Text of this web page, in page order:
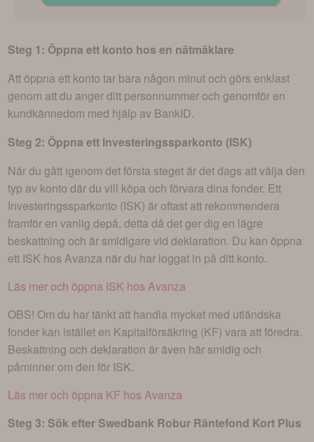
Steg 1: Öppna ett konto hos en nätmäklare
Att öppna ett konto tar bara någon minut och görs enklast
genom att du anger ditt personnummer och genomför en
kundkännedom med hjälp av BankID.
Steg 2: Öppna ett Investeringssparkonto (ISK)
När du gått igenom det första steget är det dags att välja den
typ av konto där du vill köpa och förvara dina fonder. Ett
Investeringssparkonto (ISK) är oftast att rekommendera
framför en vanlig depå, detta då det ger dig en lägre
beskattning och är smidigare vid deklaration. Du kan öppna
ett ISK hos Avanza när du har loggat in på ditt konto.
Läs mer och öppna ISK hos Avanza
OBS! Om du har tänkt att handla mycket med utländska
fonder kan istället en Kapitalförsäkring (KF) vara att föredra.
Beskattning och deklaration är även här smidig och
påminner om den för ISK.
Läs mer och öppna KF hos Avanza
Steg 3: Sök efter Swedbank Robur Räntefond Kort Plus